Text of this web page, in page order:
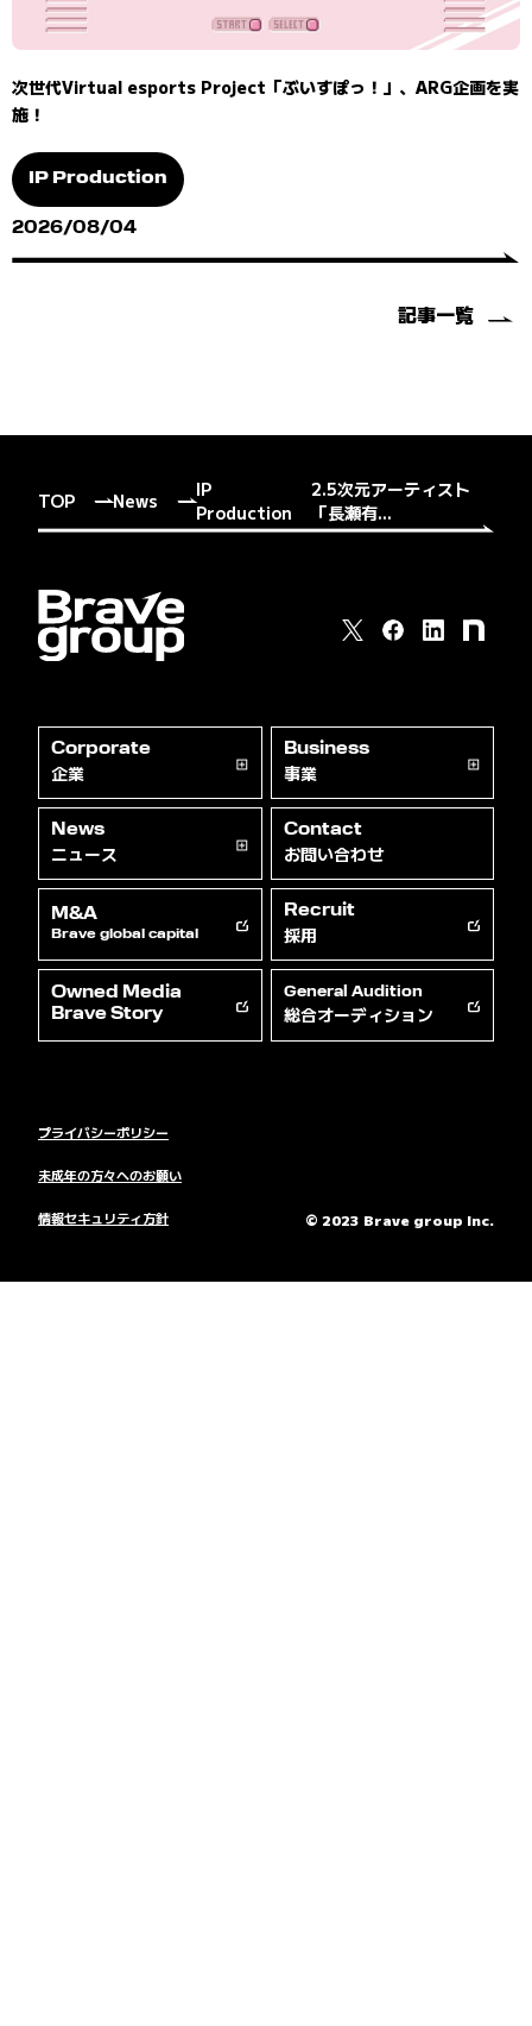
次世代Virtual esports Project「ぶいすぽっ！」、ARG企画を実
施！
IP Production
2026/08/04
記事一覧
TOP News
IP
Production
2.5次元アーティスト
「長瀬有...
Corporate
企業
Business
事業
News
ニュース
Contact
お問い合わせ
M&A
Brave global capital
Recruit
採用
Owned Media
Brave Story
General Audition
総合オーディション
© 2023 Brave group Inc.
プライバシーポリシー
未成年の方々へのお願い
情報セキュリティ方針